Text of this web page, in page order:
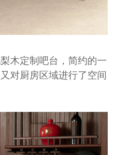
木定制吧台，简约的一
对厨房区域进行了空间